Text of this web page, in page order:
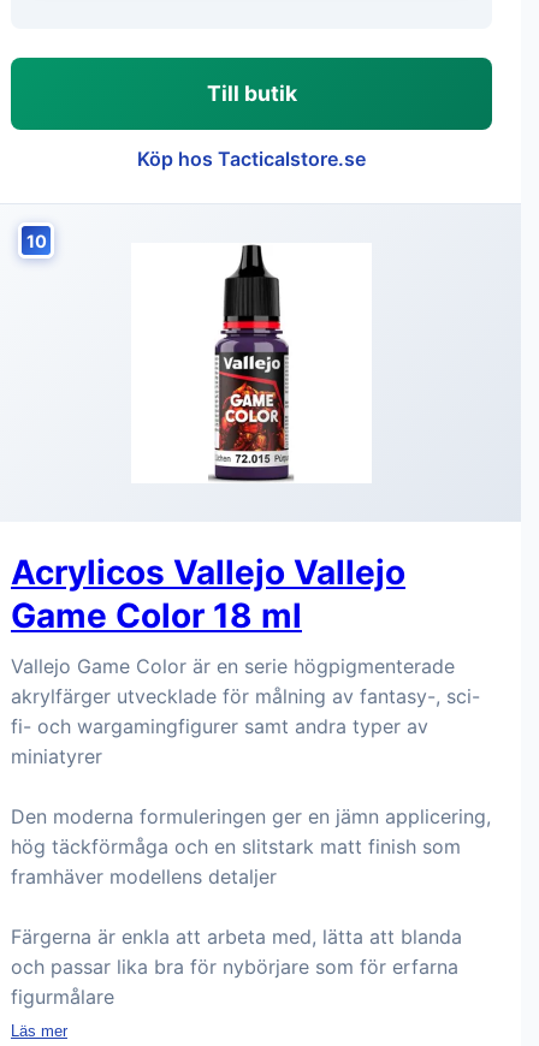
Till butik
Köp hos Tacticalstore.se
10
Acrylicos Vallejo Vallejo
Game Color 18 ml
Vallejo Game Color är en serie högpigmenterade
akrylfärger utvecklade för målning av fantasy-, sci-
fi- och wargamingfigurer samt andra typer av
miniatyrer
Den moderna formuleringen ger en jämn applicering,
hög täckförmåga och en slitstark matt finish som
framhäver modellens detaljer
Färgerna är enkla att arbeta med, lätta att blanda
och passar lika bra för nybörjare som för erfarna
figurmålare
Läs mer